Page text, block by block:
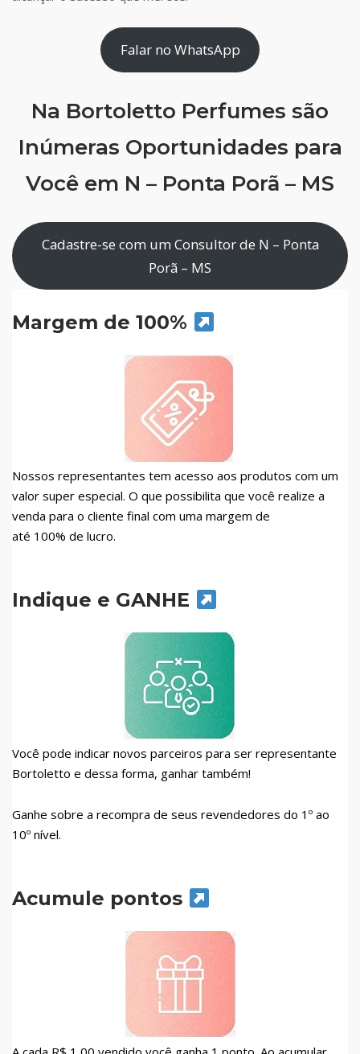
Falar no WhatsApp
Na Bortoletto Perfumes são
Inúmeras Oportunidades para
Você em N – Ponta Porã – MS
Cadastre-se com um Consultor de N – Ponta
Porã – MS
Margem de 100%
Nossos representantes tem acesso aos produtos com um
valor super especial. O que possibilita que você realize a
venda para o cliente final com uma margem de
até 100% de lucro.
Indique e GANHE
Você pode indicar novos parceiros para ser representante
Bortoletto e dessa forma, ganhar também!
Ganhe sobre a recompra de seus revendedores do 1º ao
10º nível.
Acumule pontos